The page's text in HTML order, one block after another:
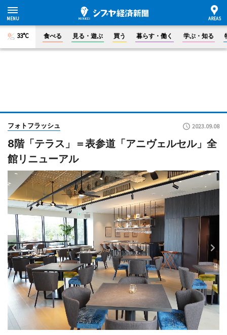
33°C 食べる 見る・遊ぶ 買う 暮らす・働く 学ぶ・知る
フォトフラッシュ 2023.09.08
8階「テラス」＝表参道「アニヴェルセル」全
館リニューアル